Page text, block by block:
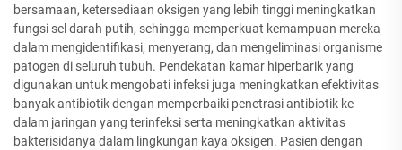
bersamaan, ketersediaan oksigen yang lebih tinggi meningkatkan
fungsi sel darah putih, sehingga memperkuat kemampuan mereka
dalam mengidentifikasi, menyerang, dan mengeliminasi organisme
patogen di seluruh tubuh. Pendekatan kamar hiperbarik yang
digunakan untuk mengobati infeksi juga meningkatkan efektivitas
banyak antibiotik dengan memperbaiki penetrasi antibiotik ke
dalam jaringan yang terinfeksi serta meningkatkan aktivitas
bakterisidanya dalam lingkungan kaya oksigen. Pasien dengan